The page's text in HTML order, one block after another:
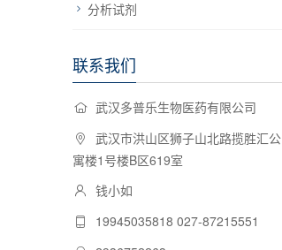
分析试剂
联系我们
武汉多普乐生物医药有限公司
武汉市洪山区狮子山北路揽胜汇公
寓楼1号楼B区619室
钱小如
19945035818 027-87215551